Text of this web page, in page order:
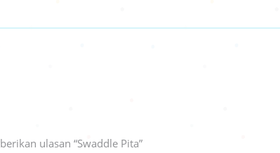
ulasan “Swaddle Pita”